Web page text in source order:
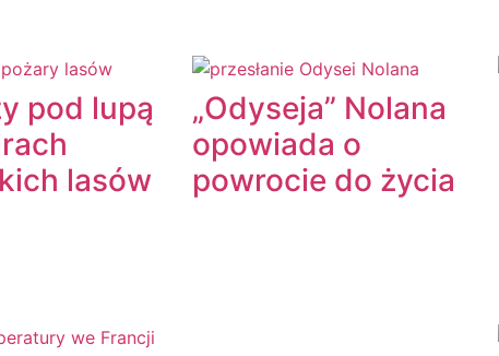
pod lupą
lasów
„Odyseja” Nolana
opowiada o
powrocie do życia